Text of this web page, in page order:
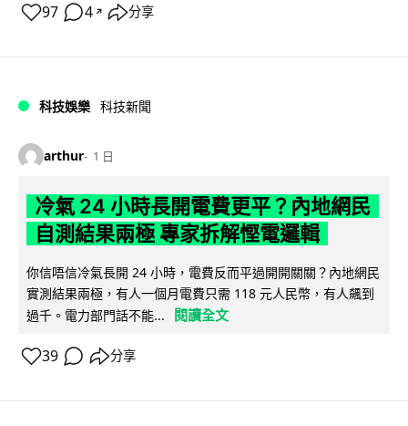
97 4 ↗ 分享
科技娛樂 科技新聞
arthur 1 日
冷氣 24 小時長開電費更平？內地網民
自測結果兩極 專家拆解慳電邏輯
你信唔信冷氣長開 24 小時，電費反而平過開開關關？內地網民
實測結果兩極，有人一個月電費只需 118 元人民幣，有人飆到
過千。電力部門話不能...
閱讀全文
39 分享